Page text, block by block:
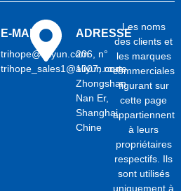
E-MAIL
trihope@aliyun.com
trihope_sales1@aliyun.com
ADRESSE
206, n°
1007, route
Zhongshan
Nan Er,
Shanghai,
Chine
Les noms
des clients et
les marques
commerciales
figurant sur
cette page
appartiennent
à leurs
propriétaires
respectifs. Ils
sont utilisés
uniquement à